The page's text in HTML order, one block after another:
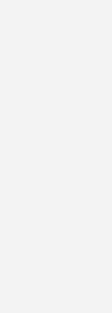
Home V2000SX
laut Anbieter so einstellen, dass
10 kP von 20 bis 170 kg/h mit
für
Eck, Winkeleck links
abgedeckt. Auch die
Zusätzliche Varianten
bis 70 l/h) und große
Kopf) Durchflüsse ab.
Technische Armaturen